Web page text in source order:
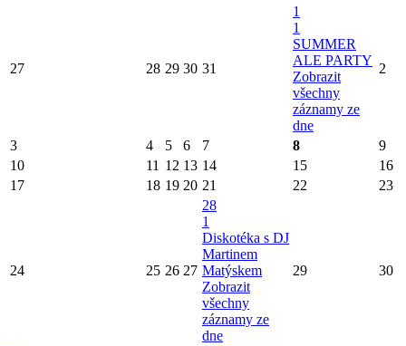
27 28 29 30 31
1
1
SUMMER
ALE PARTY
Zobrazit
všechny
záznamy ze
dne
2
3 4 5 6 7 8
9
10
11 12 13 14 15
16
17
18 19 20 21 22 23
24 25 26 27
28
1
Diskotéka s DJ
Martinem
Matýskem
Zobrazit
všechny
záznamy ze
dne
29 30